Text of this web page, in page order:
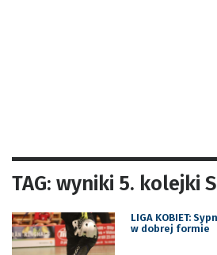
TAG: wyniki 5. kolejki
LIGA KOBIET:
w dobrej formie